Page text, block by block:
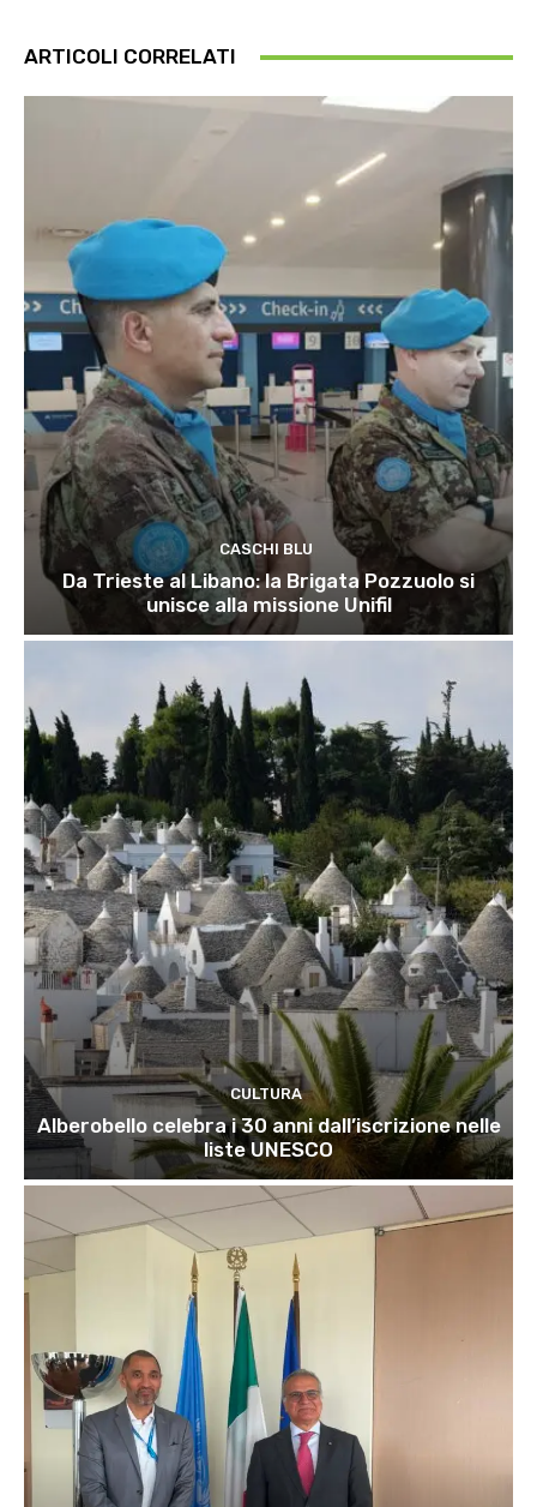
ARTICOLI CORRELATI
CASCHI BLU
Da Trieste al Libano: la Brigata Pozzuolo si
unisce alla missione Unifil
CULTURA
Alberobello celebra i 30 anni dall’iscrizione nelle
liste UNESCO